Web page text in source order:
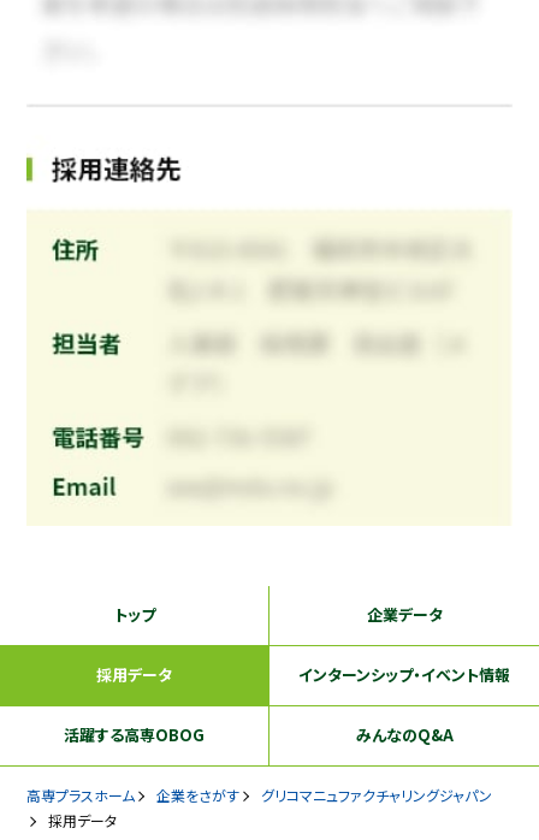
トップ 企業データ
採用データ インターンシップ・イベント情報
活躍する高専OBOG みんなのQ&A
高専プラスホーム 企業をさがす
グリコマニュファクチャリングジャパン
採用データ